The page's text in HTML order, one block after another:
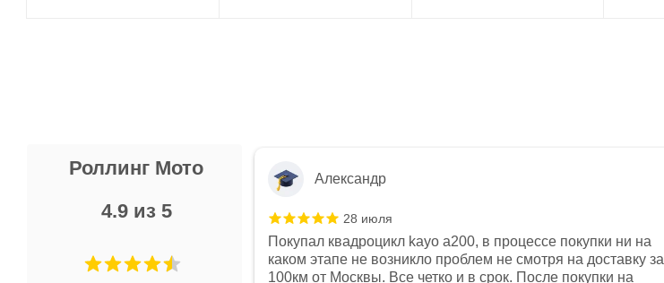
Роллинг Мото
4.9 из 5
Не понравились условия
и дают только на год)
Александр
28 июля
Покупал квадроцикл kayo a200, в процессе покупки ни на
каком этапе не возникло проблем не смотря на доставку за
100км от Москвы. Все четко и в срок. После покупки на